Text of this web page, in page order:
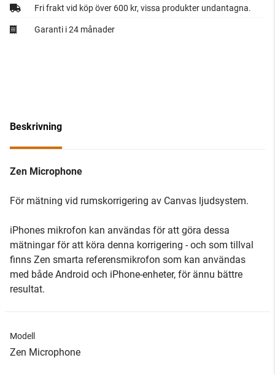
Fri frakt vid köp över 600 kr, vissa produkter undantagna.
Garanti i 24 månader
Beskrivning
Zen Microphone
För mätning vid rumskorrigering av Canvas ljudsystem.
iPhones mikrofon kan användas för att göra dessa
mätningar för att köra denna korrigering - och som tillval
finns Zen smarta referensmikrofon som kan användas
med både Android och iPhone-enheter, för ännu bättre
resultat.
Modell
Zen Microphone